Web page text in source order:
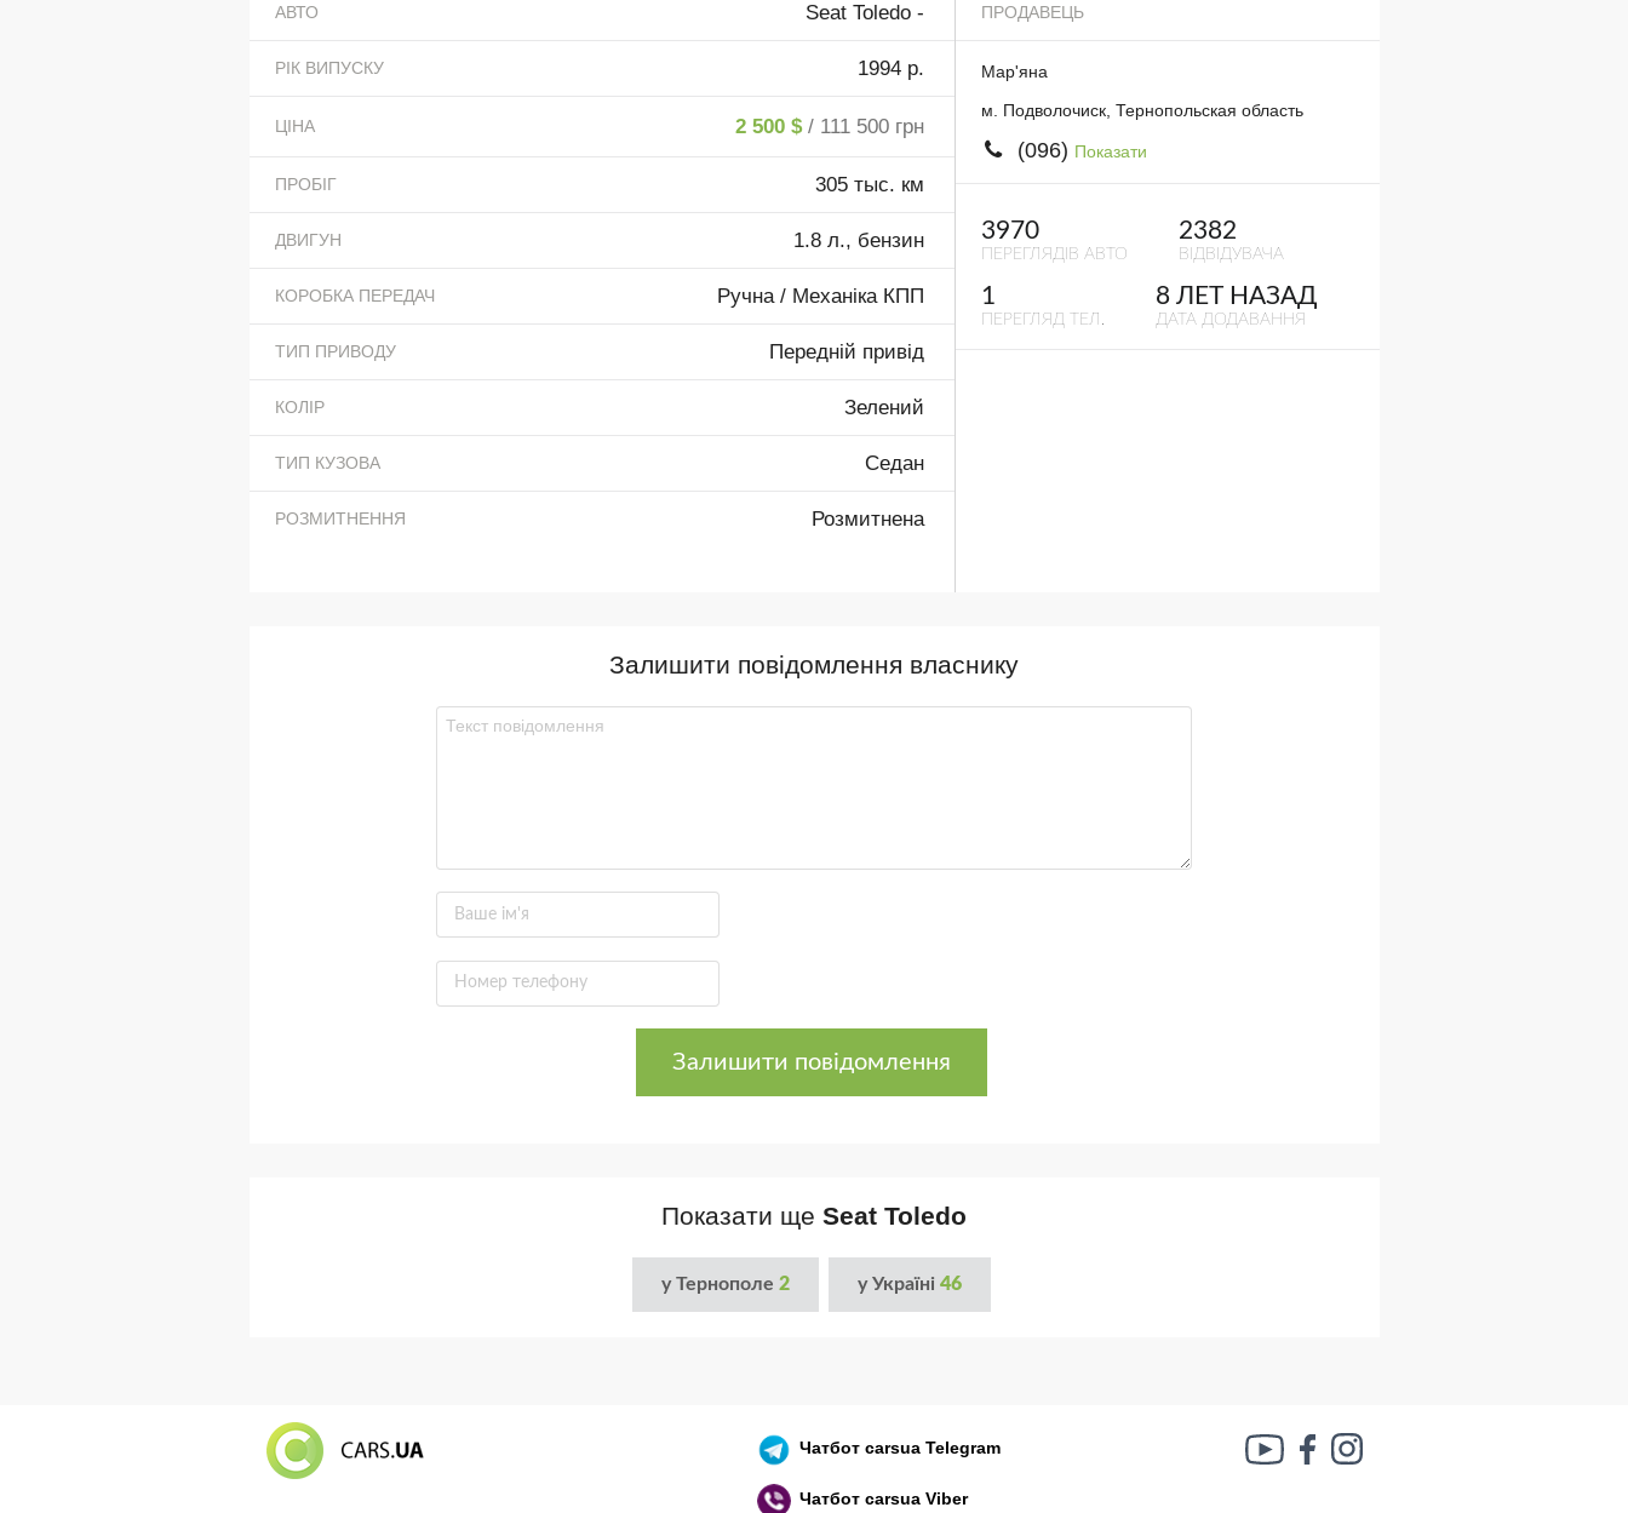
АВТО Seat Toledo -
РІК ВИПУСКУ 1994 р.
ЦІНА 2 500 $ / 111 500 грн
ПРОБІГ 305 тыс. км
ДВИГУН 1.8 л., бензин
КОРОБКА ПЕРЕДАЧ Ручна / Механіка КПП
ТИП ПРИВОДУ Передній привід
КОЛІР Зелений
ТИП КУЗОВА Седан
РОЗМИТНЕННЯ Розмитнена
ПРОДАВЕЦЬ
Мар'яна
м. Подволочиск, Тернопольская область
(096) Показати
3970
ПЕРЕГЛЯДІВ АВТО
2382
ВІДВІДУВАЧА
1
ПЕРЕГЛЯД ТЕЛ.
8 ЛЕТ НАЗАД
ДАТА ДОДАВАННЯ
Залишити повідомлення власнику
Залишити повідомлення
Показати ще Seat Toledo
у Тернополе 2 у Україні 46
Чатботcarsua Telegram
Чатботcarsua Viber